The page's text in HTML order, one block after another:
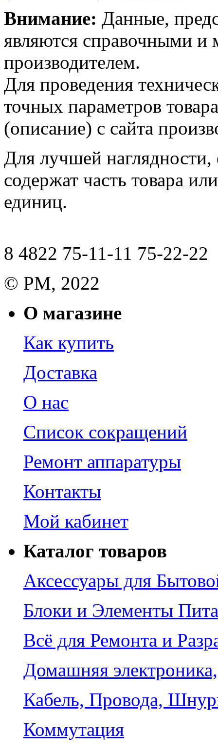
Внимание: Данные,
являются справочными и
производителем.
Для проведения
точных параметров
(описание) с сайта
Для лучшей наглядности,
содержат часть товара
единиц.
8 4822 75-11-11 75-22-22
© РМ, 2022
О магазине
Как купить
Доставка
О нас
Список сокращений
Ремонт аппаратуры
Контакты
Мой кабинет
Каталог товаров
Аксессуары для
Блоки и Элементы
Всё для Ремонта и
Домашняя
Кабель, Провода,
Коммутация